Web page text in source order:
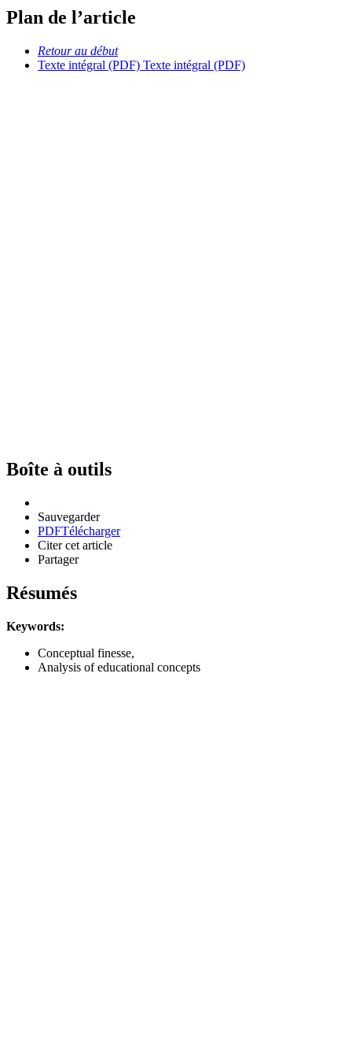
Plan de l’article
Retour au début
Texte intégral (PDF) Texte intégral (PDF)
Boîte à outils
Sauvegarder
PDFTélécharger
Citer cet article
Partager
Résumés
Keywords:
Conceptual finesse,
Analysis of educational concepts